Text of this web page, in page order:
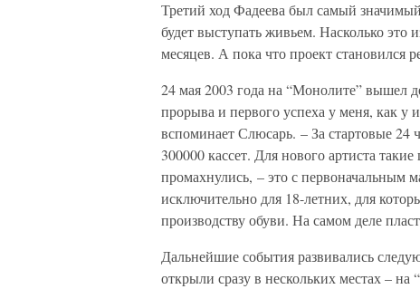
Третий ход Фадеева был самый
будет выступать живьем. Насколько это
месяцев. А пока что проект становился
24 мая 2003 года на “Монолите” вышел
прорыва и первого успеха у меня, как
вспоминает Слюсарь. – За стартовые 24
300000 кассет. Для нового артиста
промахнулись, – это с первоначальным
исключительно для 18-летних, для
производству обуви. На самом деле
Дальнейшие события развивались
открыли сразу в нескольких местах – на